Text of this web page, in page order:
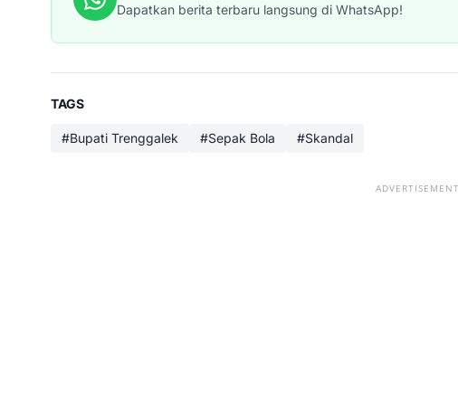
Dapatkan berita terbaru langsung di WhatsApp!
TAGS
#Bupati Trenggalek #Sepak Bola #Skandal
ADVERTISEMENT